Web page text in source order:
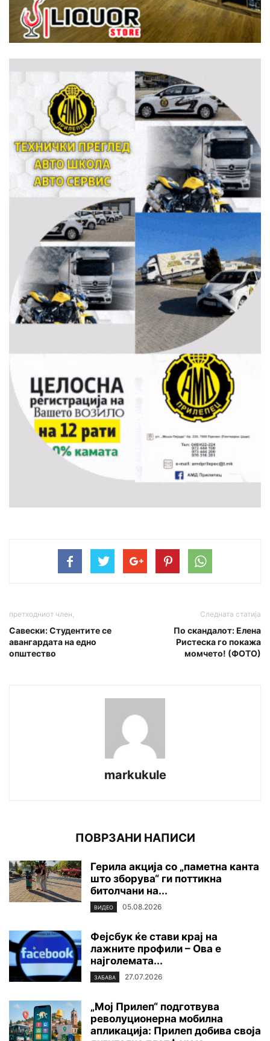
претходниот член,
Савески: Студентите се
авангардата на едно
општество
Следната статија
По скандалот: Елена
Ристеска го покажа
момчето! (ФОТО)
markukule
ПОВРЗАНИ НАПИСИ
Герила акција со „паметна канта
што зборува“ ги поттикна
битолчани на...
ВИДЕО 05.08.2026
Фејсбук ќе стави крај на
лажните профили – Ова е
најголемата...
ЗАБАВА 27.07.2026
„Мој Прилеп“ подготвува
револуционерна мобилна
апликација: Прилеп добива своја